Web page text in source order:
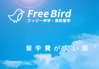
留学費が安い国